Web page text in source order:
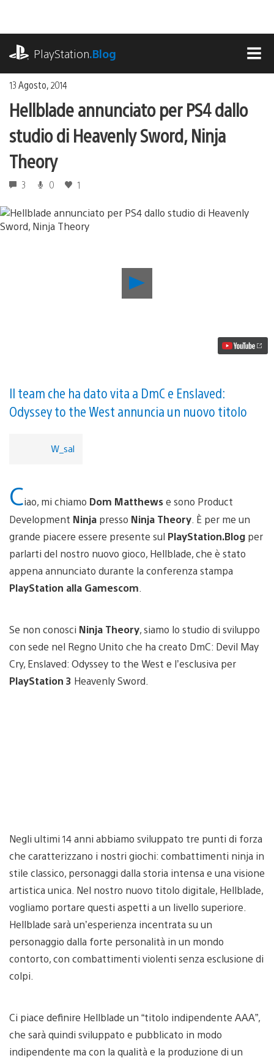
contenuto
PlayStation.Blog
13 Agosto, 2014
Hellblade annunciato per PS4 dallo
studio di Heavenly Sword, Ninja
Theory
3 0 1
Hellblade
Sword,
Ninja
Theory
Il team che ha dato vita a DmC e Enslaved:
Odyssey to the West annuncia un nuovo titolo
W_sal
Ciao, mi chiamo Dom Matthewse sono Product
Development Ninja presso Ninja Theory . È per me un
grande piacere essere presente sul PlayStation.Blog per
parlarti del nostro nuovo gioco, Hellblade, che è stato
appena annunciato durante la conferenza stampa
PlayStation alla Gamescom
Se non conosci Ninja Theory, siamo lo studio di sviluppo
con sede nel Regno Unito che ha creato DmC: Devil May
Cry, Enslaved: Odyssey to the West e l’esclusiva per
PlayStation 3 Heavenly Sword.
Negli ultimi 14 anni abbiamo sviluppato tre punti di forza
che caratterizzano i nostri giochi: combattimenti ninja in
stile classico, personaggi dalla storia intensa e una visione
artistica unica. Nel nostro nuovo titolo digitale, Hellblade,
vogliamo portare questi aspetti a un livello superiore.
Hellblade sarà un’esperienza incentrata su un
personaggio dalla forte personalità in un mondo
contorto, con combattimenti violenti senza esclusione di
colpi.
Ci piace definire Hellblade un “titolo indipendente AAA”,
che sarà quindi sviluppato e pubblicato in modo
indipendente ma con la qualità e la produzione di un